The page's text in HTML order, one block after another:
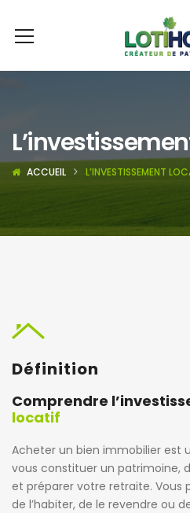
ACCUEIL L’INVESTISSEMENT
Définition
Comprendre
locatif
Acheter un bien immobilier est
vous constituer un patrimoine,
et préparer votre retraite. Vous
de l’habiter, de le revendre ou